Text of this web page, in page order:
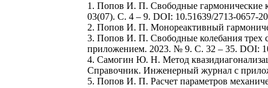
1. Попов И. П. Свободные гармонические
03(07). С. 4 – 9. DOI: 10.51639/2713-0657-
2. Попов И. П. Монореактивный
3. Попов И. П. Свободные колебания трех
приложением. 2023. № 9. С. 32 – 35. DOI:
4. Самогин Ю. Н. Метод
Справочник. Инженерный журнал с
5. Попов И. П. Расчет параметров